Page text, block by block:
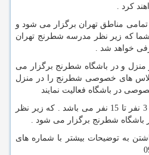
کرد .
مناطق تهران برگزار می شود و
شما که زیر نظر مدرسه شطرنج تهران
خواهد شد .
و در باشگاه شطرنج برگزار می
کلاس های خصوصی شطرنج را در منزل
در باشگاه فعالیت نمایند
کلاس های عمومی شطرنج از 3 نفر تا 15 نفر می باشد . که زیر نظر
باشگاه شطرنج برگزار می شود .
به توضیحات بیشتر با شماره های